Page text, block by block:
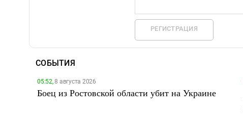
РЕГИСТРАЦИЯ
СОБЫТИЯ
05:52,8 августа 2026
Боец из Ростовской области убит на Украине